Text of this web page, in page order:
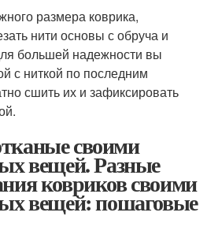
размера коврика,
нити основы с обруча и
большей надежности вы
с ниткой по последним
сшить их и зафиксировать
своими
вещей. Разные
ковриков своими
вещей: пошаговые